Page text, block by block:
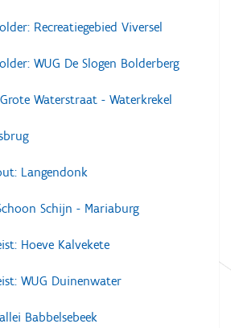
Recreatiegebied Viversel
WUG De Slogen Bolderberg
Waterstraat - Waterkrekel
Langendonk
Schijn - Mariaburg
Hoeve Kalvekete
WUG Duinenwater
Babbelsebeek